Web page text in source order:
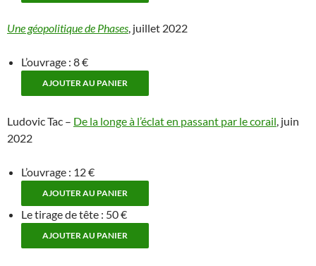
Une géopolitique de Phases, juillet 2022
L’ouvrage : 8 €
Ludovic Tac – De la longe à l’éclat en passant par le corail, juin
2022
L’ouvrage : 12 €
Le tirage de tête : 50 €